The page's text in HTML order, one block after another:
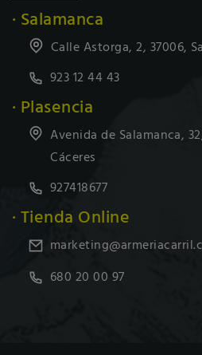
· Salamanca
Calle Astorga, 2, 37006,
923 12 44 43
· Plasencia
Avenida de Salamanca,
Cáceres
927418677
· Tienda Online
680 20 00 97